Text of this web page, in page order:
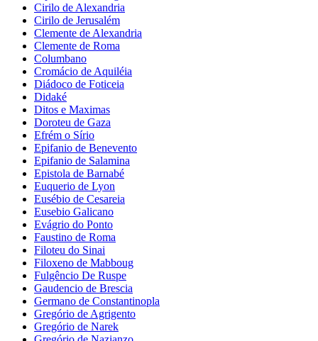
Cirilo de Alexandria
Cirilo de Jerusalém
Clemente de Alexandria
Clemente de Roma
Columbano
Cromácio de Aquiléia
Diádoco de Foticeia
Didaké
Ditos e Maximas
Doroteu de Gaza
Efrém o Sírio
Epifanio de Benevento
Epifanio de Salamina
Epistola de Barnabé
Euquerio de Lyon
Eusébio de Cesareia
Eusebio Galicano
Evágrio do Ponto
Faustino de Roma
Filoteu do Sinai
Filoxeno de Mabboug
Fulgêncio De Ruspe
Gaudencio de Brescia
Germano de Constantinopla
Gregório de Agrigento
Gregório de Narek